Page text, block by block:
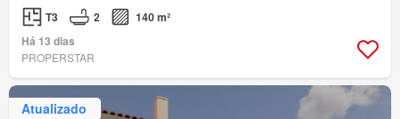
T3 2
140 m²
Há 13 dias
PROPERSTAR
Atualizado